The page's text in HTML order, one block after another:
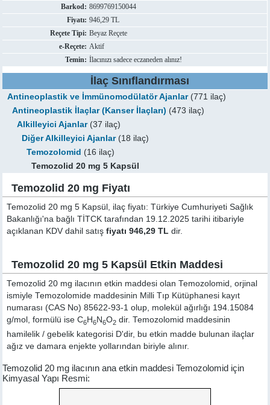
Barkod: 8699769150044
Fiyatı: 946,29 TL
Reçete Tipi: Beyaz Reçete
e-Reçete: Aktif
Temin: İlacınızı sadece eczaneden alınız!
İlaç Sınıflandırması
Antineoplastik ve İmmünomodülatör Ajanlar(771 ilaç)
Antineoplastik İlaçlar (Kanser İlaçları) (473 ilaç)
Alkilleyici Ajanlar(37 ilaç)
Diğer Alkilleyici Ajanlar(18 ilaç)
Temozolomid (16 ilaç)
Temozolid 20 mg 5 Kapsül
Temozolid 20 mg Fiyatı
Temozolid 20 mg 5 Kapsül, ilaç fiyatı: Türkiye Cumhuriyeti Sağlık
Bakanlığı'na bağlı TİTCK tarafından 19.12.2025 tarihi itibariyle
açıklanan KDV dahil satışfiyatı 946,29 TL dir.
Temozolid 20 mg 5 Kapsül Etkin Maddesi
Temozolid 20 mg ilacının etkin maddesi olan Temozolomid, orjinal
ismiyleTemozolomide maddesinin Milli Tıp Kütüphanesi kayıt
numarası (CAS No) 85622-93-1 olup, molekül ağırlığı 194.15084
g/mol, formülü ise C6H6N6O2 dir. Temozolomid maddesinin
hamilelik / gebelik kategorisi D'dir, bu etkin madde bulunan ilaçlar
ağız ve damara enjekte yollarından biriyle alınır.
Temozolid 20 mg ilacının ana etkin maddesi Temozolomid için
Kimyasal Yapı Resmi: